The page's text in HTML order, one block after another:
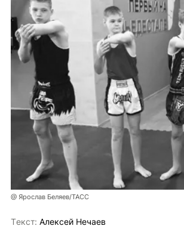
@ Ярослав Беляев/ТАСС
Tекст: Алексей Нечаев